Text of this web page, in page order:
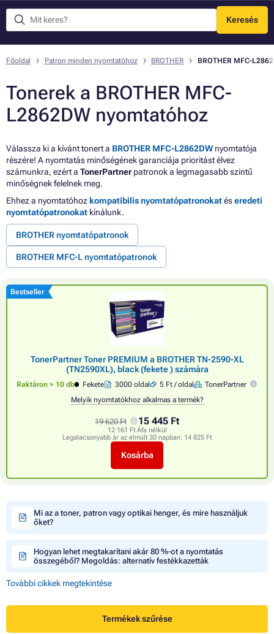
Keresés
Menü
Főoldal Patron minden nyomtatóhoz BROTHER BROTHER MFC-
Tonerek a BROTHER MFC-
L2862DW nyomtatóhoz
Válassza ki a kívánt tonert a BROTHER MFC-L2862DW nyomtatója
részére! A nyomtatás minőségének garanciája prioritást élvez
számunkra, ezért a TonerPartner patronok a legmagasabb szintű
minőségnek felelnek meg.
Ehhez a nyomtatóhoz kompatibilis nyomtatópatronokatéseredeti
nyomtatópatronokat kínálunk.
BROTHER nyomtatópatronok
BROTHER MFC-L nyomtatópatronok
Bestseller
TonerPartner Toner PREMIUM a BROTHER TN-2590-XL
(TN2590XL), black (fekete ) számára
Raktáron > 10 db Fekete 3000 oldal 5 Ft / oldal
TonerPartner
Melyik nyomtatókhoz alkalmas a termék?
19 620 Ft 15 445 Ft
12 161 Ft Áfa nélkül
Legalacsonyabb ár az elmúlt 30 napban: 14 825 Ft
Kosárba
Mi az a toner, patron vagy optikai henger, és mire használjuk
őket?
Hogyan lehet megtakarítani akár 80 %-ot a nyomtatás
összegéből? Megoldás: alternatív festékkazetták
További cikkek megtekintése
Termékek szűrése